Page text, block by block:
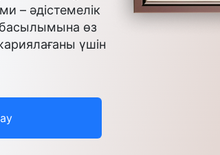
– әдістемелік
өз
үшін